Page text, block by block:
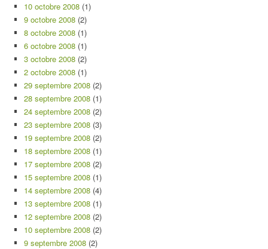
10 octobre 2008 (1)
9 octobre 2008 (2)
8 octobre 2008 (1)
6 octobre 2008 (1)
3 octobre 2008 (2)
2 octobre 2008 (1)
29 septembre 2008 (2)
28 septembre 2008 (1)
24 septembre 2008 (2)
23 septembre 2008 (3)
19 septembre 2008 (2)
18 septembre 2008 (1)
17 septembre 2008 (2)
15 septembre 2008 (1)
14 septembre 2008 (4)
13 septembre 2008 (1)
12 septembre 2008 (2)
10 septembre 2008 (2)
9 septembre 2008 (2)